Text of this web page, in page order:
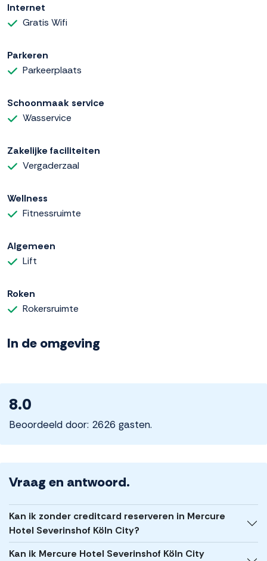
Internet
Gratis Wifi
Parkeren
Parkeerplaats
Schoonmaak service
Wasservice
Zakelijke faciliteiten
Vergaderzaal
Wellness
Fitnessruimte
Algemeen
Lift
Roken
Rokersruimte
In de omgeving
8.0
Beoordeeld door: 2626 gasten.
Vraag en antwoord.
Kan ik zonder creditcard reserveren in Mercure
Hotel Severinshof Köln City?
Kan ik Mercure Hotel Severinshof Köln City